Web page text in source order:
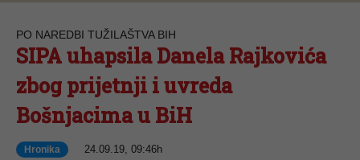
PO NAREDBI TUŽILAŠTVA BIH
SIPA uhapsila Danela Rajkovića
zbog prijetnji i uvreda
Bošnjacima u BiH
Hronika 24.09.19, 09:46h